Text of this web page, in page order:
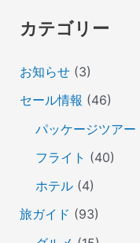
カテゴリー
お知らせ(3)
セール情報 (46)
パッケージツアー
フライト (40)
ホテル(4)
旅ガイド (93)